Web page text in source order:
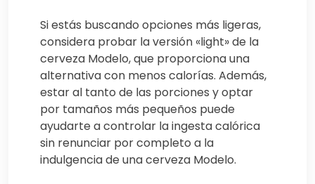
Si estás buscando opciones más ligeras,
considera probar la versión «light» de la
cerveza Modelo, que proporciona una
alternativa con menos calorías. Además,
estar al tanto de las porciones y optar
por tamaños más pequeños puede
ayudarte a controlar la ingesta calórica
sin renunciar por completo a la
indulgencia de una cerveza Modelo.